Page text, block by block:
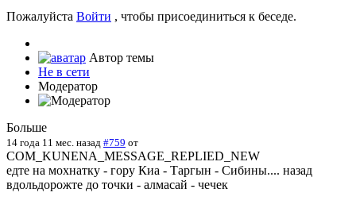
Пожалуйста Войти , чтобы присоединиться к беседе.
Автор темы
Не в сети
Модератор
Больше
14 года 11 мес. назад #759 от
COM_KUNENA_MESSAGE_REPLIED_NEW
едте на мохнатку - гору Киа - Таргын - Сибины.... назад
вдольдорожте до точки - алмасай - чечек